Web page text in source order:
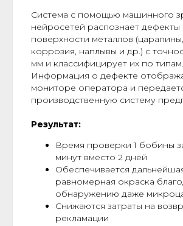
Система с помощью машинного
нейросетей распознает дефекты
поверхности металлов
коррозия, наплывы и др.) с
мм и классифицирует их по типам.
Информация о дефекте
мониторе оператора и
производственную систему
Результат:
Время проверки 1 бобины
минут вместо 2 дней
Обеспечивается
равномерная окраска
обнаружению даже
Снижаются затраты на
рекламации